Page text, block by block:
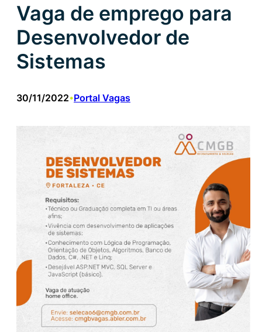
Vaga de emprego para
Desenvolvedor de
Sistemas
30/11/2022•Portal Vagas